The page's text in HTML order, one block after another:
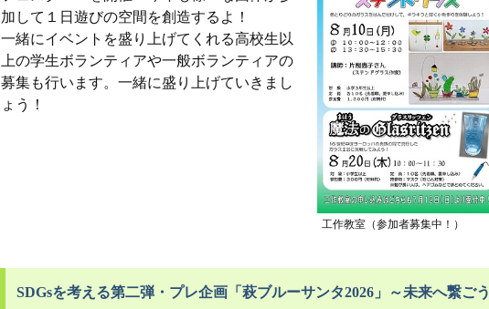
工作教室（参加者募集中！）
加して１日遊びの空間を創造するよ！
一緒にイベントを盛り上げてくれる高校生以
上の学生ボランティアや一般ボランティアの
募集も行います。一緒に盛り上げていきまし
ょう！
SDGsを考える第二弾・プレ企画「萩ブルーサンタ2026」～未来へ繋ごう